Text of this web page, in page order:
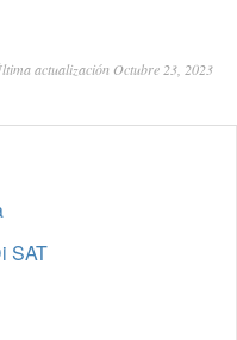
actualización Octubre 23, 2023
SAT